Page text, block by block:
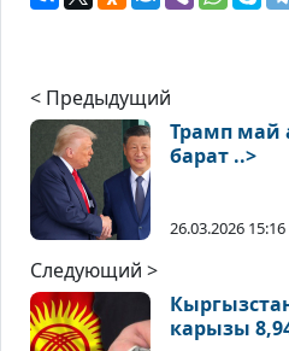
< Предыдущий
Трамп май
барат ..>
26.03.2026 15:16
Следующий >
карызы